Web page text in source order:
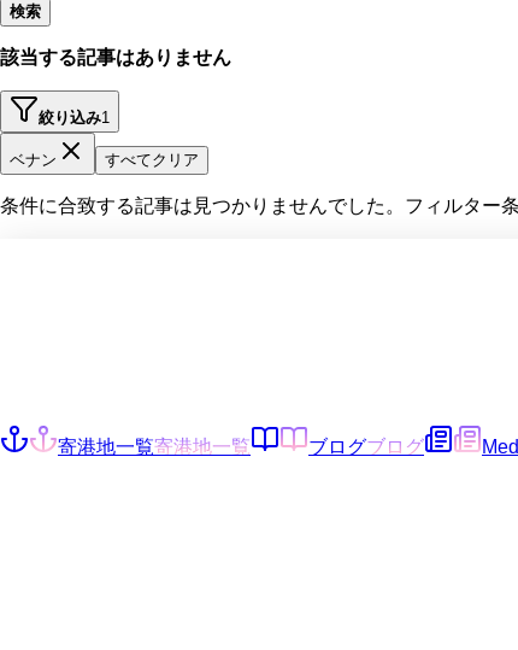
検索
該当する記事はありません
絞り込み1
ベナン すべてクリア
条件に合致する記事は見つかりませんでした。フィルター
寄港地一覧寄港地一覧 ブログブログ